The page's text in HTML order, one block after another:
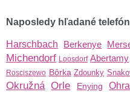
Naposledy hľadané
Harschbach Berkenye
Michendorf Loosdorf Abertamy
Rosciszewo Bôrka Zdounky
Okružná Orle Enying